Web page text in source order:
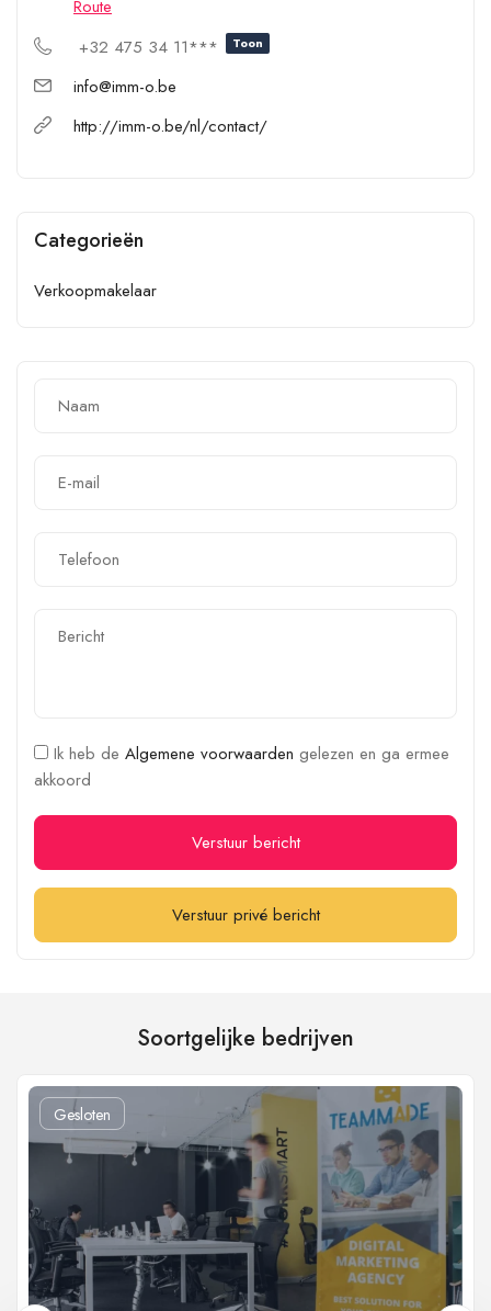
Route
+32 475 34 11***
Toon
info@imm-o.be
http://imm-o.be/nl/contact/
Categorieën
Verkoopmakelaar
Ik heb de Algemene voorwaarden gelezen en ga ermee
akkoord
Verstuur bericht
Verstuur privé bericht
Soortgelijke bedrijven
Gesloten